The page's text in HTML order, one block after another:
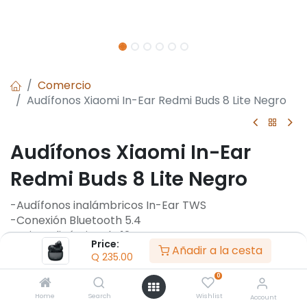
Price:
Q 235.00 Añadir a la cesta
Home Search
0
Wishlist Account
Comercio
Audífonos Xiaomi In-Ear Redmi Buds 8 Lite Negro
Audífonos Xiaomi In-Ear
Redmi Buds 8 Lite Negro
-Audífonos inalámbricos In-Ear TWS
-Conexión Bluetooth 5.4
-Driver dinámico de 12,4 mm
-Cancelación activa de ruido hasta 42 dB
-Autonomía hasta 8 horas
-Autonomía total hasta 36 horas
-Carga por USB-C